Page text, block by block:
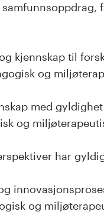
kjennskap til
og
med
og
har
og